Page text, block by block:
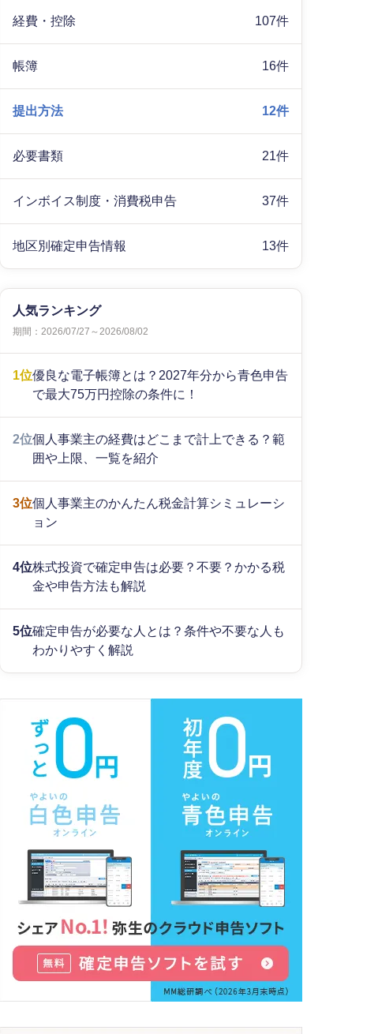
経費・控除 107件
帳簿 16件
提出方法 12件
必要書類 21件
インボイス制度・消費税申告 37件
地区別確定申告情報 13件
人気ランキング
期間：2026/07/27～2026/08/02
1位優良な電子帳簿とは？2027年分から青色申告
で最大75万円控除の条件に！
2位個人事業主の経費はどこまで計上できる？範
囲や上限、一覧を紹介
3位個人事業主のかんたん税金計算シミュレーシ
ョン
4位株式投資で確定申告は必要？不要？かかる税
金や申告方法も解説
5位確定申告が必要な人とは？条件や不要な人も
わかりやすく解説